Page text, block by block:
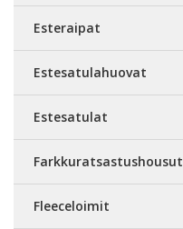
Esteraipat
Estesatulahuovat
Estesatulat
Farkkuratsastushousut
Fleeceloimit